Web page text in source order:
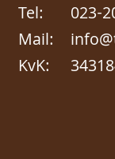
Tel:
023-
Mail:
KvK: